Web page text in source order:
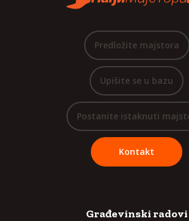
Predložite majstora
Upišite se u bazu
Postanite istaknuti
Kontakt
Građevinski radovi